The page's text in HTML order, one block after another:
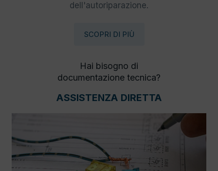
dell'autoriparazione.
SCOPRI DI PIÙ
Hai bisogno di
documentazione tecnica?
ASSISTENZA DIRETTA